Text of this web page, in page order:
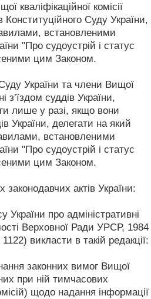
кваліфікаційної комісії
Конституційного Суду України,
встановленими
"Про судоустрій і статус
цим Законом.
України та члени Вищої
з’їздом суддів України,
лише у разі, якщо вони
України, делегати на який
встановленими
"Про судоустрій і статус
цим Законом.
актів України:
України про адміністративні
Верховної Ради УРСР, 1984
викласти в такій редакції:
законних вимог Вищої
при ній тимчасових
щодо надання інформації